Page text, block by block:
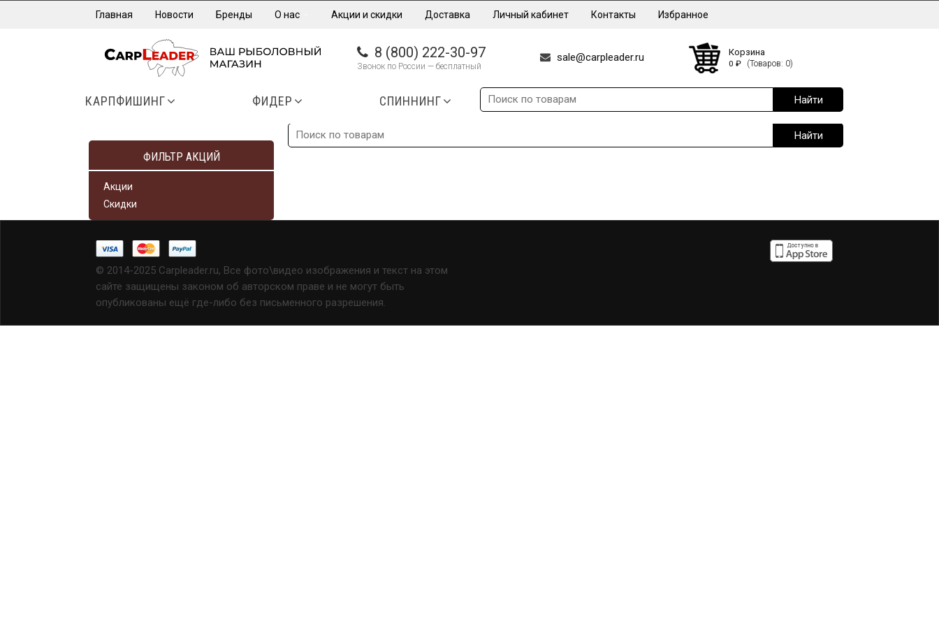
Главная Новости Бренды О нас Акции и скидки Доставка Личный кабинет Контакты Избранное
8 (800) 222-30-97
Звонок по России — бесплатный
sale@carpleader.ru Корзина
0 ₽ (Товаров: 0)
КАРПФИШИНГ ФИДЕР СПИННИНГ
ФИЛЬТР АКЦИЙ
Акции
Скидки
© 2014-2025 Carpleader.ru, Все фото\видео изображения и текст на этом
сайте защищены законом об авторском праве и не могут быть
опубликованы ещё где-либо без письменного разрешения.